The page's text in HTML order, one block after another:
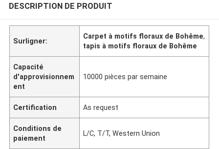
DESCRIPTION DE PRODUIT
Surligner:
Carpet à motifs floraux de Bohême,
tapis à motifs floraux de Bohême
Capacité
d'approvisionnem
ent
10000 pièces par semaine
Certification As request
Conditions de
paiement
L/C, T/T, Western Union